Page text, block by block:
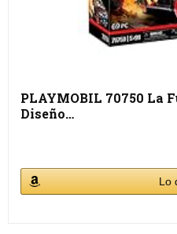
PLAYMOBIL 70750 La
Diseño…
Lo